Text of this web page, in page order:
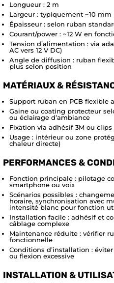
Longueur : 2 m
Largeur : typiquement ~10 mm
Épaisseur : selon ruban
Courant/power : ~12 W en
Tension d’alimentation : via
AC vers 12 V DC)
Angle de diffusion : ruban
plus selon position
MATÉRIAUX &
Support ruban en PCB flexible
Gaine ou coating protecteur
ou éclairage d’ambiance
Fixation via adhésif 3M ou
Usage : intérieur ou zone
chaleur directe)
PERFORMANCES &
Fonction principale : pilotage
smartphone ou voix
Scénarios possibles :
horaire, synchronisation avec
intensité blanc pour fonction
Installation facile : adhésif et
câblage complexe
Maintenance réduite : vérifier
fonctionnelle
Conditions d’installation :
ou flexion excessive
INSTALLATION &